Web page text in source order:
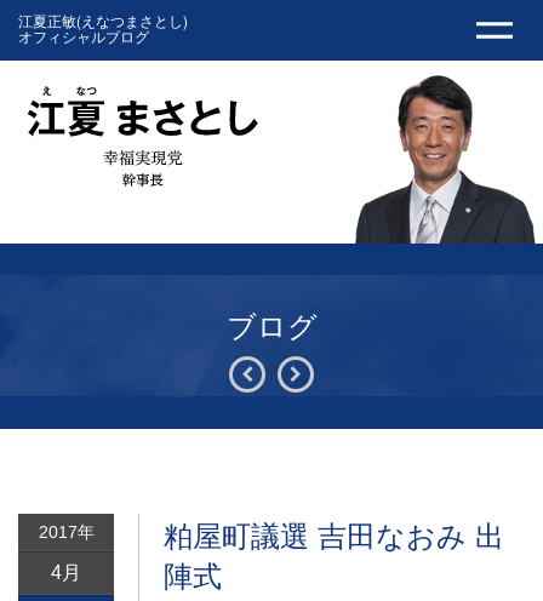
江夏正敏(えなつまさとし)
オフィシャルブログ
ブログ
2017年
4月
粕屋町議選 吉田なおみ 出
陣式